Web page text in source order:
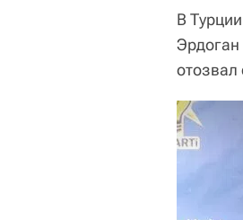
В
Эрдоган
отозвал